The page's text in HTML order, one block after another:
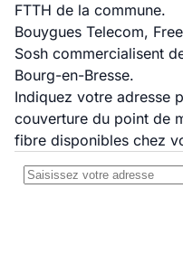
FTTH de la commune.
Bouygues Telecom,
Sosh commercialisent
Bourg-en-Bresse.
Indiquez votre adresse
couverture du point de
fibre disponibles chez